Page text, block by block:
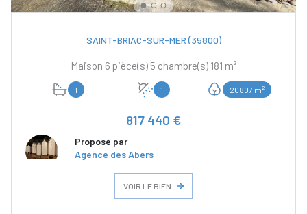
SAINT-BRIAC-SUR-MER (35800)
Maison 6 pièce(s) 5 chambre(s) 181 m²
1 1 20807 m²
817 440 €
Proposé par
Agence des Abers
VOIR LE BIEN